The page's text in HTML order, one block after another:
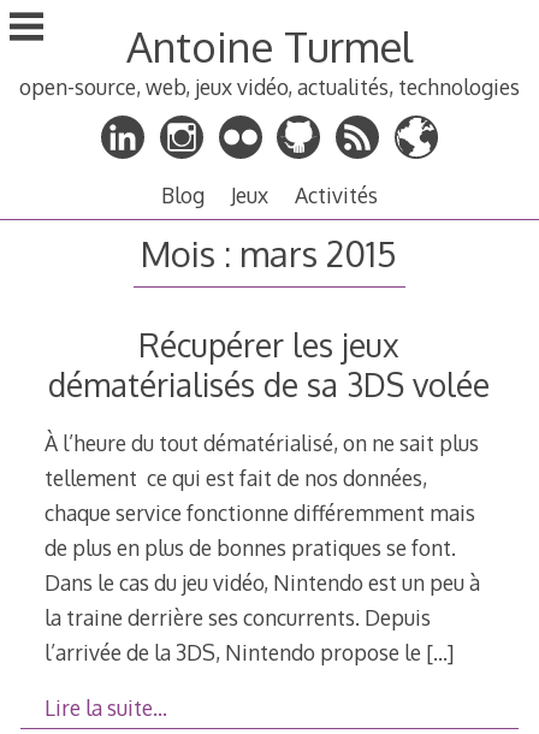
Aller
au
principal
Antoine Turmel
open-source, web, jeux vidéo, actualités, technologies
Blog Jeux Activités
Mois : mars 2015
Récupérer les jeux
dématérialisés de sa 3DS volée
À l’heure du tout dématérialisé, on ne sait plus
tellement ce qui est fait de nos données,
chaque service fonctionne différemment mais
de plus en plus de bonnes pratiques se font.
Dans le cas du jeu vidéo, Nintendo est un peu à
la traine derrière ses concurrents. Depuis
l’arrivée de la 3DS, Nintendo propose le […]
Lire la suite…